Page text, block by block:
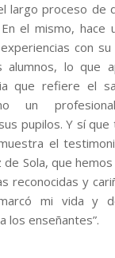
largo proceso de
el mismo, hace
con
alumnos, lo que
que refiere el
un
pupilos. Y sí
el
de Sola, que
reconocidas y
mi vida y
los enseñantes”.